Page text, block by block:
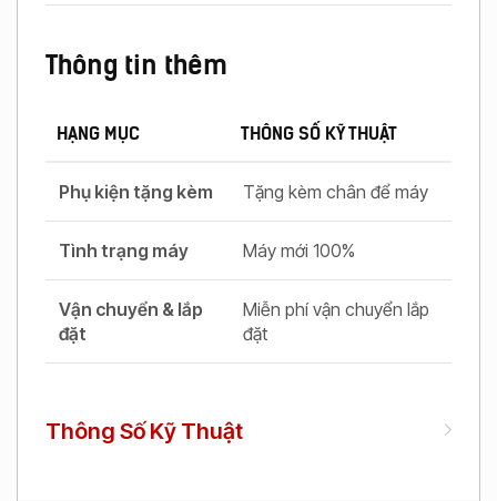
Thông tin thêm
HẠNG MỤC THÔNG SỐ KỸ THUẬT
Phụ kiện tặng kèm Tặng kèm chân để máy
Tình trạng máy Máy mới 100%
Vận chuyển & lắp
đặt
Miễn phí vận chuyển lắp
đặt
Thông Số Kỹ Thuật